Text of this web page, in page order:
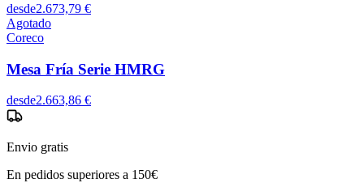
desde2.673,79 €
Agotado
Coreco
Mesa Fría Serie HMRG
desde2.663,86 €
Envio gratis
En pedidos superiores a 150€